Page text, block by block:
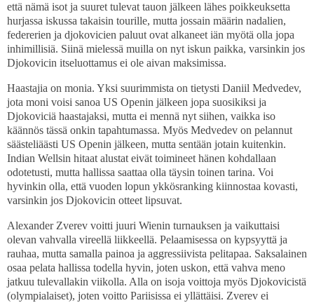
että nämä isot ja suuret tulevat tauon jälkeen lähes poikkeuksetta
hurjassa iskussa takaisin tourille, mutta jossain määrin nadalien,
federerien ja djokovicien paluut ovat alkaneet iän myötä olla jopa
inhimillisiä. Siinä mielessä muilla on nyt iskun paikka, varsinkin jos
Djokovicin itseluottamus ei ole aivan maksimissa.
Haastajia on monia. Yksi suurimmista on tietysti Daniil Medvedev,
jota moni voisi sanoa US Openin jälkeen jopa suosikiksi ja
Djokoviciä haastajaksi, mutta ei mennä nyt siihen, vaikka iso
käännös tässä onkin tapahtumassa. Myös Medvedev on pelannut
säästeliäästi US Openin jälkeen, mutta sentään jotain kuitenkin.
Indian Wellsin hitaat alustat eivät toimineet hänen kohdallaan
odotetusti, mutta hallissa saattaa olla täysin toinen tarina. Voi
hyvinkin olla, että vuoden lopun ykkösranking kiinnostaa kovasti,
varsinkin jos Djokovicin otteet lipsuvat.
Alexander Zverev voitti juuri Wienin turnauksen ja vaikuttaisi
olevan vahvalla vireellä liikkeellä. Pelaamisessa on kypsyyttä ja
rauhaa, mutta samalla painoa ja aggressiivista pelitapaa. Saksalainen
osaa pelata hallissa todella hyvin, joten uskon, että vahva meno
jatkuu tulevallakin viikolla. Alla on isoja voittoja myös Djokovicistä
(olympialaiset), joten voitto Pariisissa ei yllättäisi. Zverev ei